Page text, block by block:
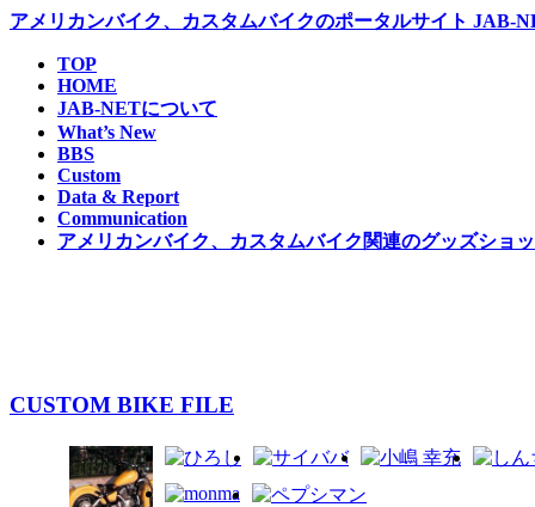
アメリカンバイク、カスタムバイクのポータルサイト JAB-
TOP
HOME
JAB-NETについて
What’s New
BBS
Custom
Data & Report
Communication
アメリカンバイク、カスタムバイク関連のグッズショ
CUSTOM BIKE FILE